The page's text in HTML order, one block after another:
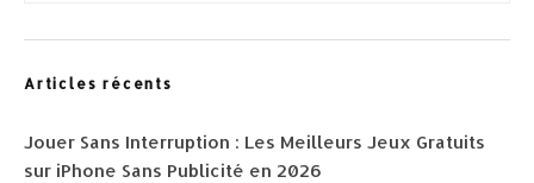
Articles récents
Jouer Sans Interruption : Les Meilleurs Jeux Gratuits
sur iPhone Sans Publicité en 2026